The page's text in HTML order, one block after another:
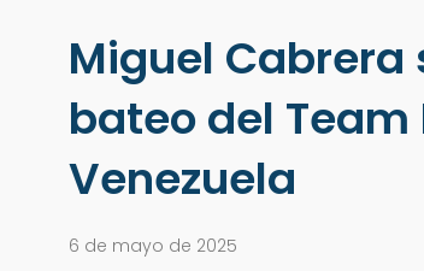
Miguel Cabrera
bateo del Team
Venezuela
6 de mayo de 2025